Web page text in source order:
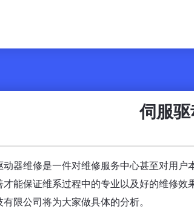
伺服
动器维修是一件对维修服务中心甚至对用
才能保证维系过程中的专业以及好的维修
限公司将为大家做具体的分析。